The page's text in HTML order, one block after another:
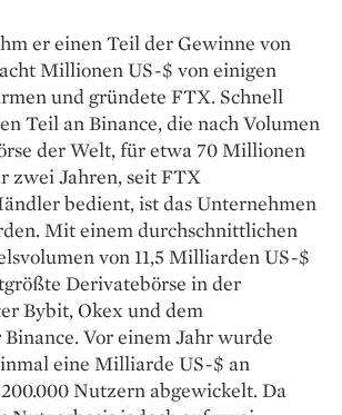
er einen Teil der Gewinne von
Millionen US-$ von einigen
und gründete FTX. Schnell
Teil an Binance, die nach Volumen
der Welt, für etwa 70 Millionen
zwei Jahren, seit FTX
bedient, ist das Unternehmen
Mit einem durchschnittlichen
von 11,5 Milliarden US-$
Derivate­börse in der
Bybit, Okex und dem
Vor einem Jahr wurde
eine Milliarde US-$ an
Nutzern abgewickelt. Da